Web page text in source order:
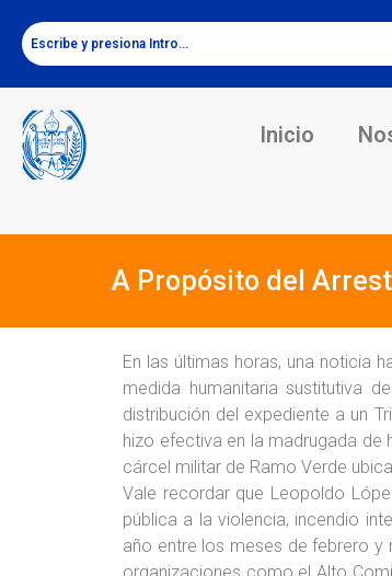
Inicio
A Propósito del
En las últimas horas, una noticia
medida humanitaria sustitutiva
distribución del expediente a un
hizo efectiva en la madrugada de
cárcel militar de Ramo Verde
Vale recordar que Leopoldo
pública a la violencia, incendio
año entre los meses de febrero y